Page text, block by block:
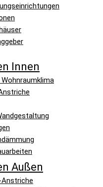
Innen
Außen